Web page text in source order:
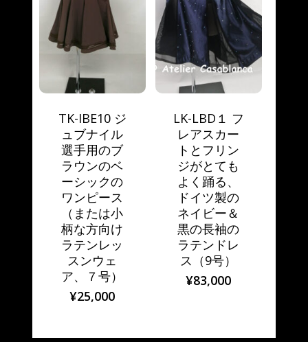
TK-IBE10 ジ
ュブナイル
選手用のブ
ラウンのベ
ーシックの
ワンピース
（または小
柄な方向け
ラテンレッ
スンウェ
ア、７号）
¥25,000
LK-LBD１ フ
レアスカー
トとフリン
ジがとても
よく踊る、
ドイツ製の
ネイビー＆
黒の長袖の
ラテンドレ
ス（9号）
¥83,000